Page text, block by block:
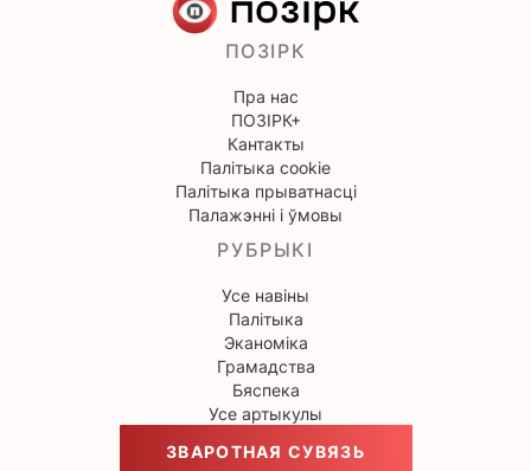
ПОЗІРК
Пра нас
ПОЗІРК+
Кантакты
Палітыка cookie
Палітыка прыватнасці
Палажэнні і ўмовы
РУБРЫКІ
Усе навіны
Палітыка
Эканоміка
Грамадства
Бяспека
Усе артыкулы
ЗВАРОТНАЯ СУВЯЗЬ